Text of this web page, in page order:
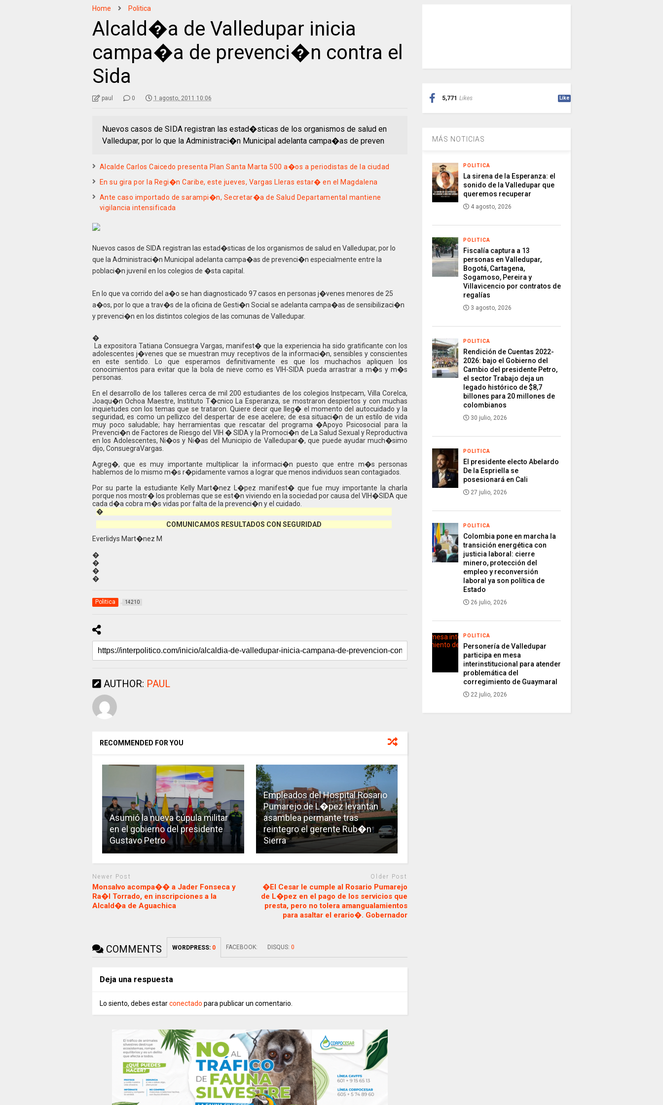
Home Politica
Alcald�a de Valledupar inicia
campa�a de prevenci�n contra el
Sida
paul 0 1 agosto, 2011 10:06
Nuevos casos de SIDA registran las estad�sticas de los organismos de salud en
Valledupar, por lo que la Administraci�n Municipal adelanta campa�as de preven
Alcalde Carlos Caicedo presenta Plan Santa Marta 500 a�os a periodistas de la ciudad
En su gira por la Regi�n Caribe, este jueves, Vargas Lleras estar� en el Magdalena
Ante caso importado de sarampi�n, Secretar�a de Salud Departamental mantiene
vigilancia intensificada
Nuevos casos de SIDA registran las estad�sticas de los organismos de salud en Valledupar, por lo
que la Administraci�n Municipal adelanta campa�as de prevenci�n especialmente entre la
poblaci�n juvenil en los colegios de �sta capital.
En lo que va corrido del a�o se han diagnosticado 97 casos en personas j�venes menores de 25
a�os, por lo que a trav�s de la oficina de Gesti�n Social se adelanta campa�as de sensibilizaci�n
y prevenci�n en los distintos colegios de las comunas de Valledupar.
�
La expositora Tatiana Consuegra Vargas, manifest� que la experiencia ha sido gratificante con los
adolescentes j�venes que se muestran muy receptivos de la informaci�n, sensibles y conscientes
en este sentido. Lo que esperamos definitivamente es que los muchachos apliquen los
conocimientos para evitar que la bola de nieve como es VIH-SIDA pueda arrastrar a m�s y m�s
personas.
En el desarrollo de los talleres cerca de mil 200 estudiantes de los colegios Instpecam, Villa Corelca,
Joaqu�n Ochoa Maestre, Instituto T�cnico La Esperanza, se mostraron despiertos y con muchas
inquietudes con los temas que se trataron. Quiere decir que lleg� el momento del autocuidado y la
seguridad, es como un pellizco del despertar de ese acelere; de esa situaci�n de un estilo de vida
muy poco saludable; hay herramientas que rescatar del programa �Apoyo Psicosocial para la
Prevenci�n de Factores de Riesgo del VIH � SIDA y la Promoci�n de La Salud Sexual y Reproductiva
en los Adolescentes, Ni�os y Ni�as del Municipio de Valledupar�, que puede ayudar much�simo
dijo, ConsuegraVargas.
Agreg�, que es muy importante multiplicar la informaci�n puesto que entre m�s personas
hablemos de lo mismo m�s r�pidamente vamos a lograr que menos individuos sean contagiados.
Por su parte la estudiante Kelly Mart�nez L�pez manifest� que fue muy importante la charla
porque nos mostr� los problemas que se est�n viviendo en la sociedad por causa del VIH�SIDA que
cada d�a cobra m�s vidas por falta de la prevenci�n y el cuidado.
�
COMUNICAMOS RESULTADOS CON SEGURIDAD
Everlidys Mart�nez M
�
�
�
�
Politica 14210
AUTHOR: PAUL
RECOMMENDED FOR YOU
Asumió la nueva cúpula militar
en el gobierno del presidente
Gustavo Petro
Empleados del Hospital Rosario
Pumarejo de L�pez levantan
asamblea permante tras
reintegro el gerente Rub�n
Sierra
Newer Post
Monsalvo acompa�� a Jader Fonseca y
Ra�l Torrado, en inscripciones a la
Alcald�a de Aguachica
Older Post
�El Cesar le cumple al Rosario Pumarejo
de L�pez en el pago de los servicios que
presta, pero no tolera amangualamientos
para asaltar el erario�. Gobernador
COMMENTS WORDPRESS: 0 FACEBOOK: DISQUS: 0
Deja una respuesta
Lo siento, debes estarconectado para publicar un comentario.
5,771 Likes Like
MÁS NOTICIAS
POLITICA
La sirena de la Esperanza: el
sonido de la Valledupar que
queremos recuperar
4 agosto, 2026
POLITICA
Fiscalía captura a 13
personas en Valledupar,
Bogotá, Cartagena,
Sogamoso, Pereira y
Villavicencio por contratos de
regalías
3 agosto, 2026
POLITICA
Rendición de Cuentas 2022-
2026: bajo el Gobierno del
Cambio del presidente Petro,
el sector Trabajo deja un
legado histórico de $8,7
billones para 20 millones de
colombianos
30 julio, 2026
POLITICA
El presidente electo Abelardo
De la Espriella se
posesionará en Cali
27 julio, 2026
POLITICA
Colombia pone en marcha la
transición energética con
justicia laboral: cierre
minero, protección del
empleo y reconversión
laboral ya son política de
Estado
26 julio, 2026
POLITICA
Personería de Valledupar
participa en mesa
interinstitucional para atender
problemática del
corregimiento de Guaymaral
22 julio, 2026